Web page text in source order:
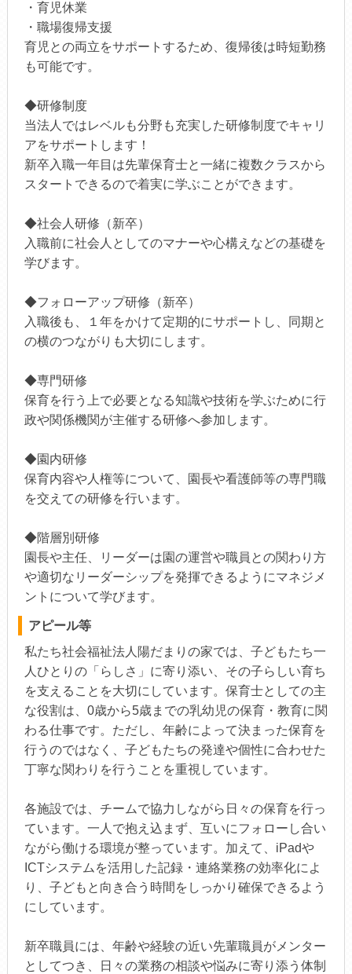
・育児休業
・職場復帰支援
育児との両立をサポートするため、復帰後は時短勤務
も可能です。
◆研修制度
当法人ではレベルも分野も充実した研修制度でキャリ
アをサポートします！
新卒入職一年目は先輩保育士と一緒に複数クラスから
スタートできるので着実に学ぶことができます。
◆社会人研修（新卒）
入職前に社会人としてのマナーや心構えなどの基礎を
学びます。
◆フォローアップ研修（新卒）
入職後も、１年をかけて定期的にサポートし、同期と
の横のつながりも大切にします。
◆専門研修
保育を行う上で必要となる知識や技術を学ぶために行
政や関係機関が主催する研修へ参加します。
◆園内研修
保育内容や人権等について、園長や看護師等の専門職
を交えての研修を行います。
◆階層別研修
園長や主任、リーダーは園の運営や職員との関わり方
や適切なリーダーシップを発揮できるようにマネジメ
ントについて学びます。
アピール等
私たち社会福祉法人陽だまりの家では、子どもたち一
人ひとりの「らしさ」に寄り添い、その子らしい育ち
を支えることを大切にしています。保育士としての主
な役割は、0歳から5歳までの乳幼児の保育・教育に関
わる仕事です。ただし、年齢によって決まった保育を
行うのではなく、子どもたちの発達や個性に合わせた
丁寧な関わりを行うことを重視しています。
各施設では、チームで協力しながら日々の保育を行っ
ています。一人で抱え込まず、互いにフォローし合い
ながら働ける環境が整っています。加えて、iPadや
ICTシステムを活用した記録・連絡業務の効率化によ
り、子どもと向き合う時間をしっかり確保できるよう
にしています。
新卒職員には、年齢や経験の近い先輩職員がメンター
としてつき、日々の業務の相談や悩みに寄り添う体制